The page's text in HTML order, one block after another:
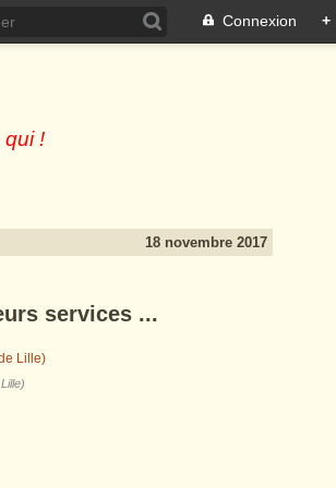
Connexion +
qui !
18 novembre 2017
services ...